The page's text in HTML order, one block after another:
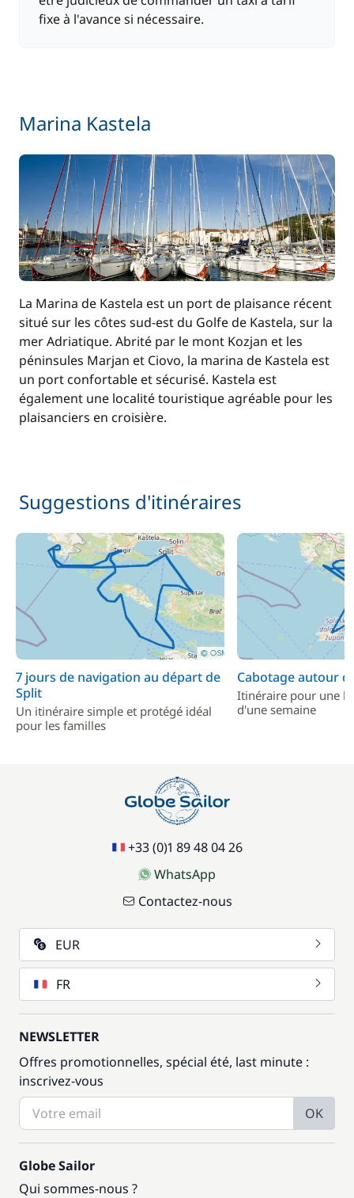
fixe à l'avance si nécessaire.
Marina Kastela
La Marina de Kastela est un port de plaisance récent
situé sur les côtes sud-est du Golfe de Kastela, sur la
mer Adriatique. Abrité par le mont Kozjan et les
péninsules Marjan et Ciovo, la marina de Kastela est
un port confortable et sécurisé. Kastela est
également une localité touristique agréable pour les
plaisanciers en croisière.
Suggestions d'itinéraires
7 jours de navigation au départ de
Split
Un itinéraire simple et protégé idéal
pour les familles
Cabotage autour
Itinéraire pour une
d'une semaine
+33 (0)1 89 48 04 26
WhatsApp
Contactez-nous
EUR
FR
NEWSLETTER
Offres promotionnelles, spécial été, last minute :
inscrivez-vous
OK
Globe Sailor
Qui sommes-nous ?